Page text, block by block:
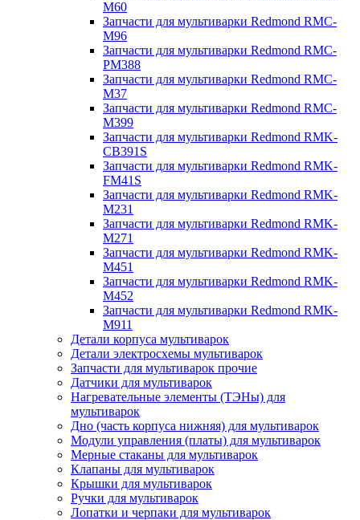
M60
Запчасти для мультиварки Redmond RMC-
M96
Запчасти для мультиварки Redmond RMC-
PM388
Запчасти для мультиварки Redmond RMC-
M37
Запчасти для мультиварки Redmond RMC-
M399
Запчасти для мультиварки Redmond RMK-
CB391S
Запчасти для мультиварки Redmond RMK-
FM41S
Запчасти для мультиварки Redmond RMK-
M231
Запчасти для мультиварки Redmond RMK-
M271
Запчасти для мультиварки Redmond RMK-
M451
Запчасти для мультиварки Redmond RMK-
M452
Запчасти для мультиварки Redmond RMK-
M911
Детали корпуса мультиварок
Детали электросхемы мультиварок
Запчасти для мультиварок прочие
Датчики для мультиварок
Нагревательные элементы (ТЭНы) для
мультиварок
Дно (часть корпуса нижняя) для мультиварок
Модули управления (платы) для мультиварок
Мерные стаканы для мультиварок
Клапаны для мультиварок
Крышки для мультиварок
Ручки для мультиварок
Лопатки и черпаки для мультиварок